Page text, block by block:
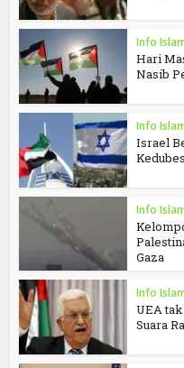
Info
Hari
Nasib
Info
Israel
Info
Gaza
Info
UEA
Suara